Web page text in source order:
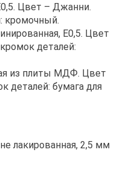
Цвет – Джанни.
кромочный.
Е0,5. Цвет
деталей:
из плиты МДФ. Цвет
деталей: бумага для
лакированная, 2,5 мм